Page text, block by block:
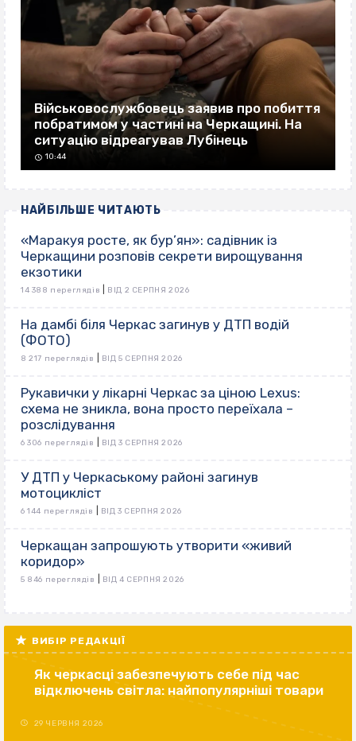
Військовослужбовець заявив про побиття
побратимом у частині на Черкащині. На
ситуацію відреагував Лубінець
10:44
НАЙБІЛЬШЕ ЧИТАЮТЬ
«Маракуя росте, як бур’ян»: садівник із
Черкащини розповів секрети вирощування
екзотики
14 388 переглядів ВІД 2 СЕРПНЯ 2026
На дамбі біля Черкас загинув у ДТП водій
(ФОТО)
8 217 переглядів ВІД 5 СЕРПНЯ 2026
Рукавички у лікарні Черкас за ціною Lexus:
схема не зникла, вона просто переїхала –
розслідування
6 306 переглядів ВІД 3 СЕРПНЯ 2026
У ДТП у Черкаському районі загинув
мотоцикліст
6 144 переглядів ВІД 3 СЕРПНЯ 2026
Черкащан запрошують утворити «живий
коридор»
5 846 переглядів ВІД 4 СЕРПНЯ 2026
ВИБІР РЕДАКЦІЇ
Як черкасці забезпечують себе під час
відключень світла: найпопулярніші товари
29 ЧЕРВНЯ 2026